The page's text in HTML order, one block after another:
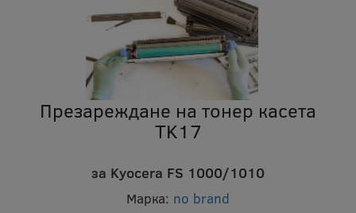
Презареждане на тонер касета
TK17
за Kyocera FS 1000/1010
Марка: no brand